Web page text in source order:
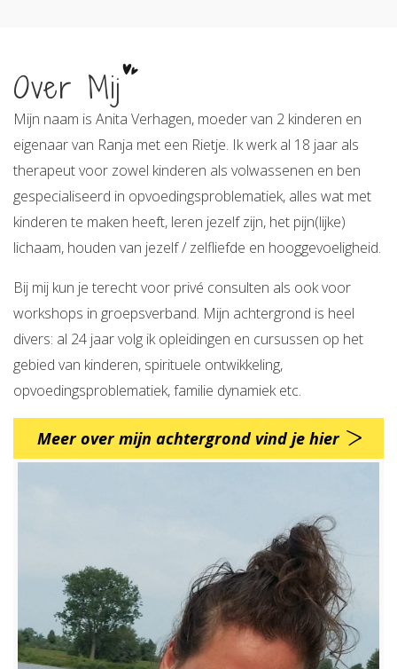
Over Mij
Mijn naam is Anita Verhagen, moeder van 2 kinderen en
eigenaar van Ranja met een Rietje. Ik werk al 18 jaar als
therapeut voor zowel kinderen als volwassenen en ben
gespecialiseerd in opvoedingsproblematiek, alles wat met
kinderen te maken heeft, leren jezelf zijn, het pijn(lijke)
lichaam, houden van jezelf / zelfliefde en hooggevoeligheid.
Bij mij kun je terecht voor privé consulten als ook voor
workshops in groepsverband. Mijn achtergrond is heel
divers: al 24 jaar volg ik opleidingen en cursussen op het
gebied van kinderen, spirituele ontwikkeling,
opvoedingsproblematiek, familie dynamiek etc.
Meer over mijn achtergrond vind je hier